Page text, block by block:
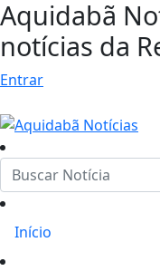
Aquidabã
notícias da
Entrar
Início